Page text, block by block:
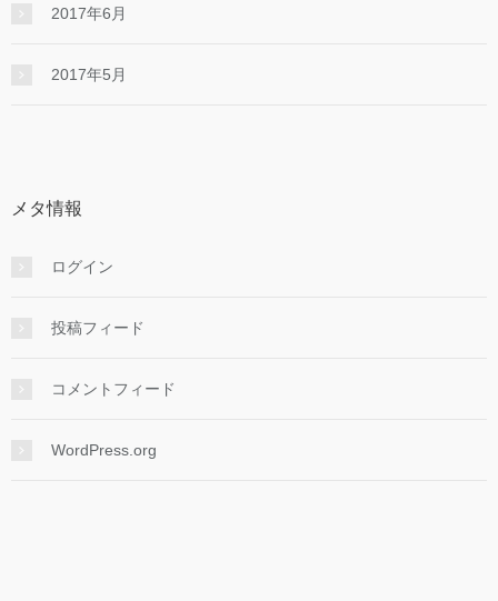
2017年6月
2017年5月
メタ情報
ログイン
投稿フィード
コメントフィード
WordPress.org